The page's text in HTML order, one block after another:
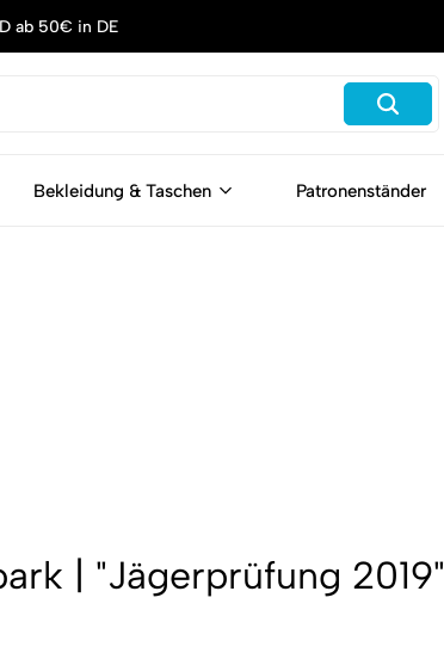
ab 50€ in DE
Bekleidung & Taschen Patronenständer
| "Jägerprüfung 2019"